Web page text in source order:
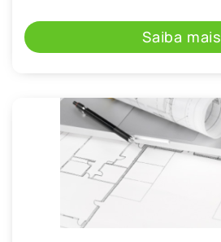
Saiba mais